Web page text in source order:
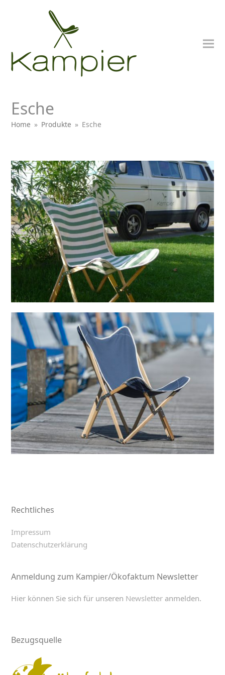
Esche
Home » Produkte » Esche
Rechtliches
Impressum
Datenschutzerklärung
Anmeldung zum Kampier/Ökofaktum Newsletter
Hier können Sie sich für unseren Newsletter anmelden.
Bezugsquelle